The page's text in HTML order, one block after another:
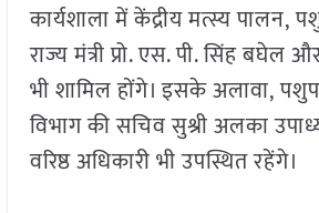
कार्यशाला में केंद्रीय मत्स्य पालन,
राज्य मंत्री प्रो. एस. पी. सिंह बघेल
भी शामिल होंगे। इसके अलावा,
विभाग की सचिव सुश्री अलका
वरिष्ठ अधिकारी भी उपस्थित रहेंगे।